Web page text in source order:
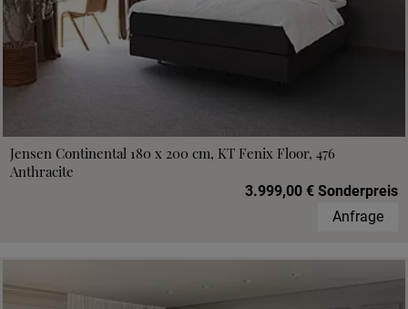
Jensen Continental 180 x 200 cm, KT Fenix Floor, 476
Anthracite
3.999,00 € Sonderpreis
Anfrage